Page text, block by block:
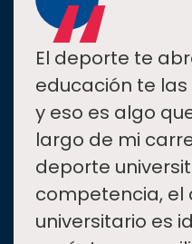
“
El deporte te
educación te
y eso es algo
largo de mi
deporte
competencia, el
universitario es